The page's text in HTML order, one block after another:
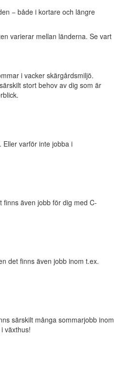
− både i kortare och längre
varierar mellan länderna. Se vart
i vacker skärgårdsmiljö.
stort behov av dig som är
Eller varför inte jobba i
även jobb för dig med C-
det finns även jobb inom t.ex.
särskilt många sommarjobb inom
växthus!